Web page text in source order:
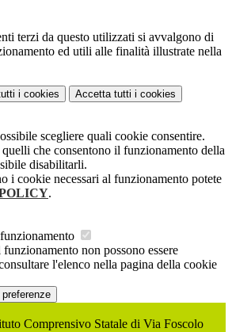
terzi da questo utilizzati si avvalgono di
ed utili alle finalità illustrate nella
i cookies Accetta tutti i cookies
scegliere quali cookie consentire.
che consentono il funzionamento della
disabilitarli.
i cookie necessari al funzionamento potete
.
non possono essere
l'elenco nella pagina della cookie
Comprensivo Statale di Via Foscolo